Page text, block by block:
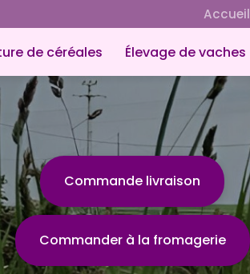
Accueil
de céréales Élevage de vaches
Commande livraison
Commander à la fromagerie